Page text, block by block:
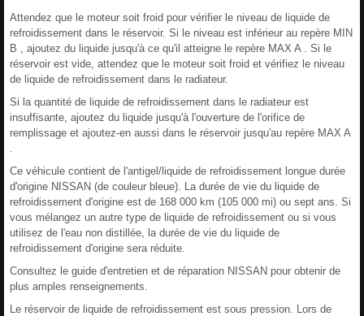
Attendez que le moteur soit froid pour vérifier le niveau de liquide de
refroidissement dans le réservoir. Si le niveau est inférieur au repère MIN
B , ajoutez du liquide jusqu'à ce qu'il atteigne le repère MAX A . Si le
réservoir est vide, attendez que le moteur soit froid et vérifiez le niveau
de liquide de refroidissement dans le radiateur.
Si la quantité de liquide de refroidissement dans le radiateur est
insuffisante, ajoutez du liquide jusqu'à l'ouverture de l'orifice de
remplissage et ajoutez-en aussi dans le réservoir jusqu'au repère MAX A
Ce véhicule contient de l'antigel/liquide de refroidissement longue durée
d'origine NISSAN (de couleur bleue). La durée de vie du liquide de
refroidissement d'origine est de 168 000 km (105 000 mi) ou sept ans. Si
vous mélangez un autre type de liquide de refroidissement ou si vous
utilisez de l'eau non distillée, la durée de vie du liquide de
refroidissement d'origine sera réduite.
Consultez le guide d'entretien et de réparation NISSAN pour obtenir de
plus amples renseignements.
Le réservoir de liquide de refroidissement est sous pression. Lors de